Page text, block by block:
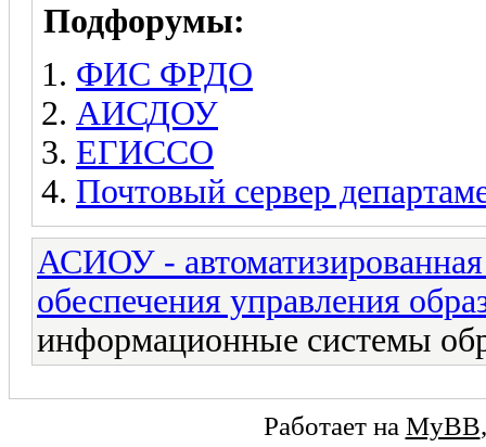
Подфорумы:
ФИС ФРДО
АИСДОУ
ЕГИССО
Почтовый сервер
АСИОУ -
обеспечения управления
информационные системы
Работает на MyBB